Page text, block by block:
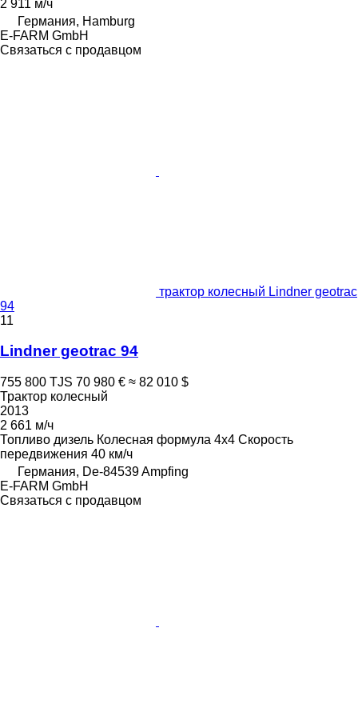
2 911 м/ч
Германия, Hamburg
E-FARM GmbH
Связаться с продавцом
трактор колесный Lindner geotrac
94
11
Lindner geotrac 94
755 800 TJS 70 980 € ≈ 82 010 $
Трактор колесный
2013
2 661 м/ч
Топливо дизель Колесная формула 4x4 Скорость
передвижения 40 км/ч
Германия, De-84539 Ampfing
E-FARM GmbH
Связаться с продавцом